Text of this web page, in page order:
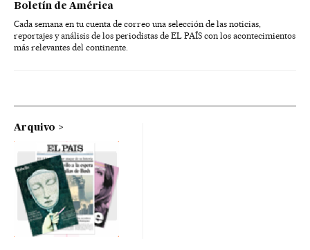
Boletín de América
Cada semana en tu cuenta de correo una selección de las noticias,
reportajes y análisis de los periodistas de EL PAÍS con los acontecimientos
más relevantes del continente.
Arquivo